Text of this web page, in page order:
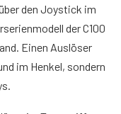
den Joystick im
der C100
Einen Auslöser
im Henkel, sondern